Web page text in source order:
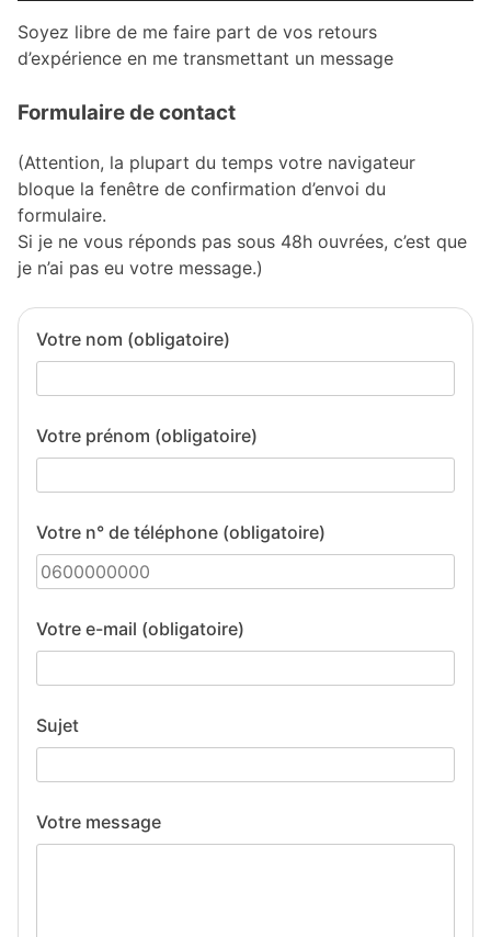
Soyez libre de me faire part de vos retours
d’expérience en me transmettant un message
Formulaire de contact
(Attention, la plupart du temps votre navigateur
bloque la fenêtre de confirmation d’envoi du
formulaire.
Si je ne vous réponds pas sous 48h ouvrées, c’est que
je n’ai pas eu votre message.)
Votre nom (obligatoire)
Votre prénom (obligatoire)
Votre n° de téléphone (obligatoire)
Votre e-mail (obligatoire)
Sujet
Votre message